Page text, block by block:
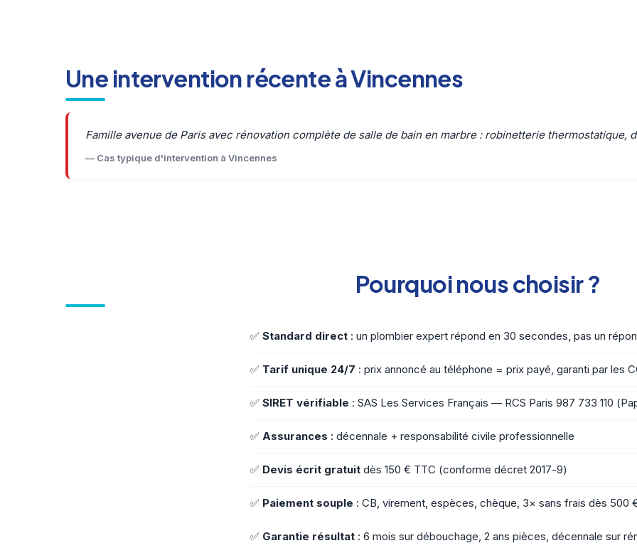
Une intervention récente à Vincennes
Famille avenue de Paris avec rénovation complète de salle de bain en marbre : robinetterie thermostatique,
— Cas typique d'intervention à Vincennes
Pourquoi nous choisir ?
✅ Standard direct : un plombier expert répond en 30 secondes, pas un
✅ Tarif unique 24/7 : prix annoncé au téléphone = prix payé, garanti par les
✅ SIRET vérifiable : SAS Les Services Français — RCS Paris 987 733 110
✅ Assurances : décennale + responsabilité civile professionnelle
✅ Devis écrit gratuit dès 150 € TTC (conforme décret 2017-9)
✅ Paiement souple : CB, virement, espèces, chèque, 3× sans frais dès 500
✅ Garantie résultat : 6 mois sur débouchage, 2 ans pièces, décennale sur